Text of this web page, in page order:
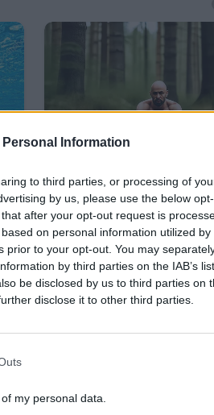
Information
to third parties, or processing of
by us, please use the below
after your opt-out request is
on personal information utilized
prior to your opt-out. You may
by third parties on the IAB’s
be disclosed by us to third parties on
disclose it to other third parties.
my personal data.